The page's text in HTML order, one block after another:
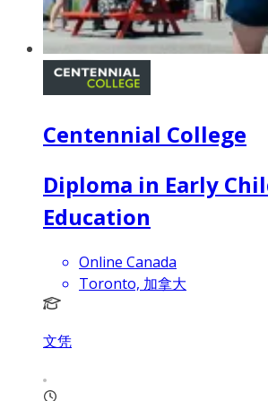
Centennial College
Diploma in Early
Education
Online Canada
Toronto, 加拿大
文凭